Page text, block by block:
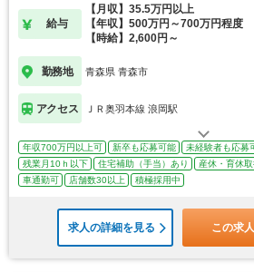
給与
【月収】35.5万円以上
【年収】500万円～700万円程度
【時給】2,600円～
勤務地 青森県 青森市
アクセス ＪＲ奥羽本線 浪岡駅
年収700万円以上可 新卒も応募可能 未経験者も応募
残業月10ｈ以下
住宅補助（手当）あり 産休・育休
車通勤可
店舗数30以上 積極採用中
求人の詳細を見る この求